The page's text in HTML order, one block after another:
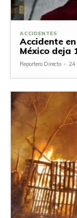
ACCIDENTES
Accidente
México deja
Reportero Directo - 24